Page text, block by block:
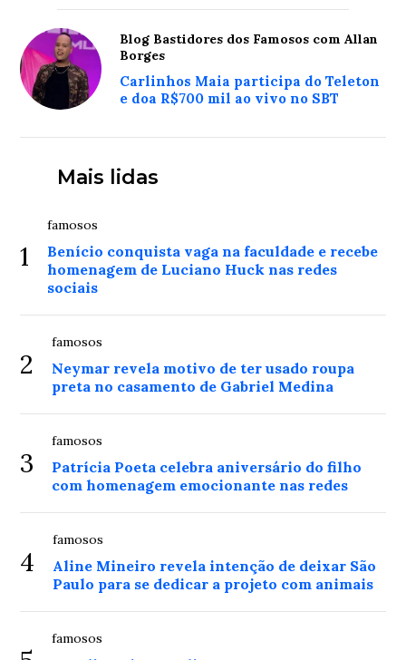
Blog Bastidores dos Famosos com Allan
Borges
Carlinhos Maia participa do Teleton
e doa R$700 mil ao vivo no SBT
Mais lidas
1
famosos
Benício conquista vaga na faculdade e recebe
homenagem de Luciano Huck nas redes
sociais
2
famosos
Neymar revela motivo de ter usado roupa
preta no casamento de Gabriel Medina
3
famosos
Patrícia Poeta celebra aniversário do filho
com homenagem emocionante nas redes
4
famosos
Aline Mineiro revela intenção de deixar São
Paulo para se dedicar a projeto com animais
famosos